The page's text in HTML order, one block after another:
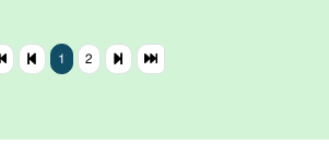
1 2